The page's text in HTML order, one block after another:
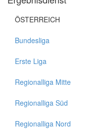
ÖSTERREICH
Bundesliga
Erste Liga
Regionalliga Mitte
Regionalliga Süd
Regionalliga Nord